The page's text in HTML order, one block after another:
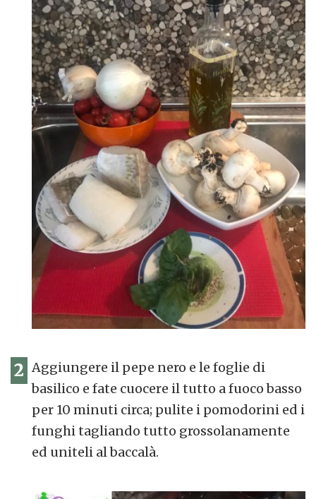
2 Aggiungere il pepe nero e le foglie di
basilico e fate cuocere il tutto a fuoco basso
per 10 minuti circa; pulite i pomodorini ed i
funghi tagliando tutto grossolanamente
ed uniteli al baccalà.